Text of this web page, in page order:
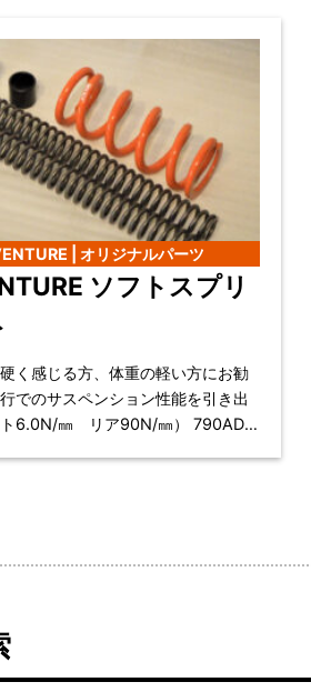
| オリジナルパーツ
ソフトスプリ
く感じる方、体重の軽い方にお勧
でのサスペンション性能を引き出
㎜ リア90N/㎜） 790ADV